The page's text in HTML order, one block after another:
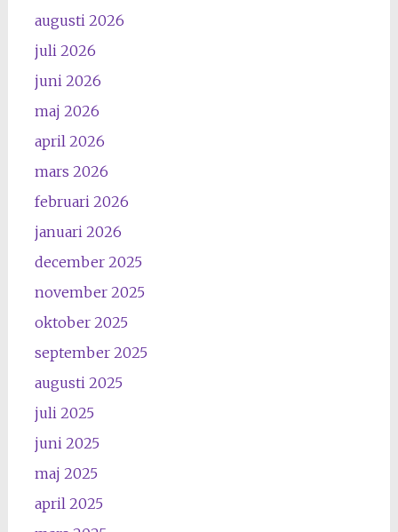
augusti 2026
juli 2026
juni 2026
maj 2026
april 2026
mars 2026
februari 2026
januari 2026
december 2025
november 2025
oktober 2025
september 2025
augusti 2025
juli 2025
juni 2025
maj 2025
april 2025